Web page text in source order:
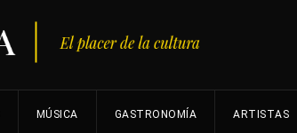
MÚSICA GASTRONOMÍA ARTISTAS